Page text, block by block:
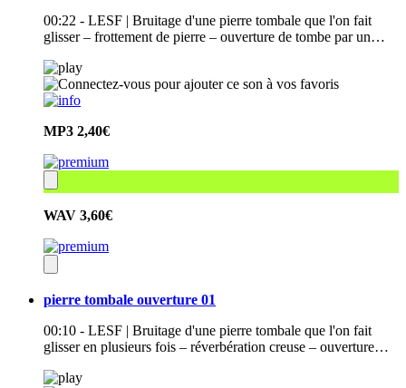
00:22 - LESF | Bruitage d'une pierre tombale que l'on fait
glisser – frottement de pierre – ouverture de tombe par un…
MP3 2,40€
WAV 3,60€
pierre tombale ouverture 01
00:10 - LESF | Bruitage d'une pierre tombale que l'on fait
glisser en plusieurs fois – réverbération creuse – ouverture…